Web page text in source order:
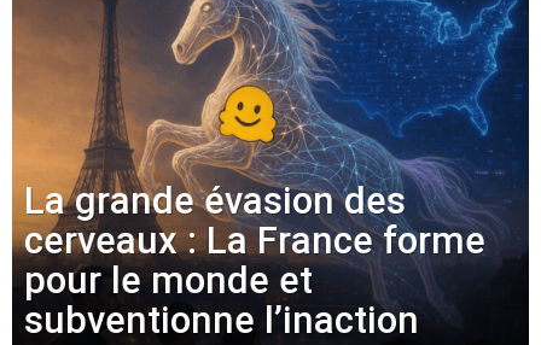
La grande évasion des
cerveaux : La France forme
pour le monde et
subventionne l’inaction